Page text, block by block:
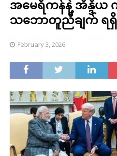
အမေရိကန်နဲ့ အိန္ဒိယ
သဘောတူညီချက် ရရှိ
February 3, 2026